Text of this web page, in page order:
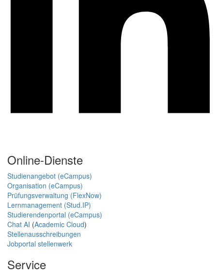
Online-Dienste
Studienangebot (eCampus)
Organisation (eCampus)
Prüfungsverwaltung (FlexNow)
Lernmanagement (Stud.IP)
Studierendenportal (eCampus)
Chat AI (Academic Cloud)
Stellenausschreibungen
Jobportal stellenwerk
Service